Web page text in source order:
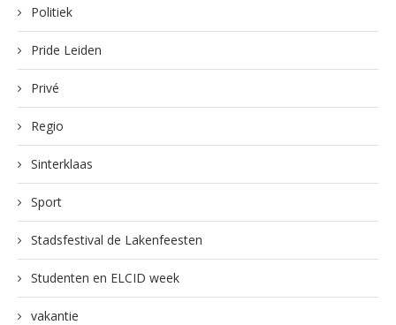
Politiek
Pride Leiden
Privé
Regio
Sinterklaas
Sport
Stadsfestival de Lakenfeesten
Studenten en ELCID week
vakantie